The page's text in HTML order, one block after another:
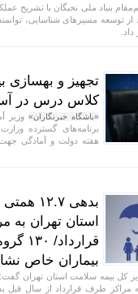
بنیاد ملی نخبگان با تشریح
از توسعه مسیر‌های شناسایی،
کلاس درس در
«باشگاه خبرنگاران» وزیر
برنامه‌های گسترده
هفته دولت و آمادگی
بدهی
استان تهران به
بیماران خاص
کل بیمه سلامت استان تهران گفت:
۱۲.۷ همت به مراکز طرف قرارداد از سال